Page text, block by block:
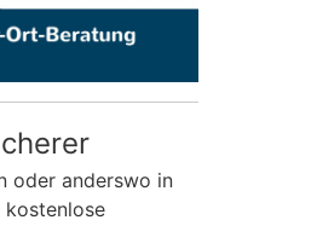
oder anderswo in
kostenlose